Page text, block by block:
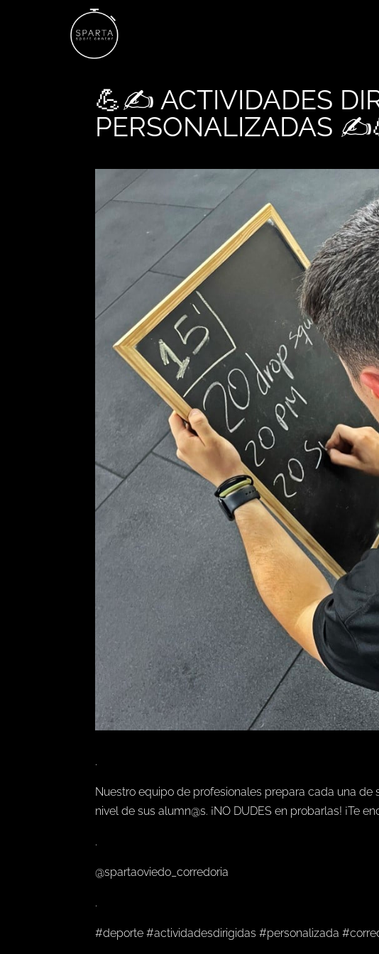
💪✍️ ACTIVIDADES
PERSONALIZADAS
.
Nuestro equipo de profesionales prepara cada una
nivel de sus alumn@s. ¡NO DUDES en probarlas! ¡Te
.
@spartaoviedo_corredoria
.
#deporte #actividadesdirigidas #personalizada